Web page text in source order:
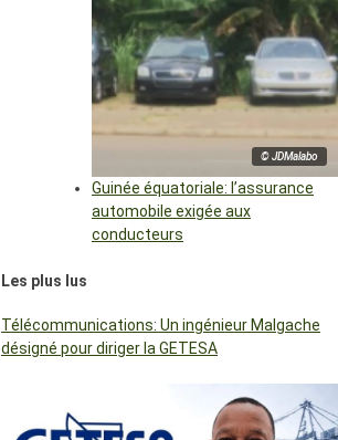
© JDMalabo
Guinée équatoriale: l’assurance
automobile exigée aux
conducteurs
Les plus lus
Télécommunications: Un ingénieur Malgache
désigné pour diriger la GETESA